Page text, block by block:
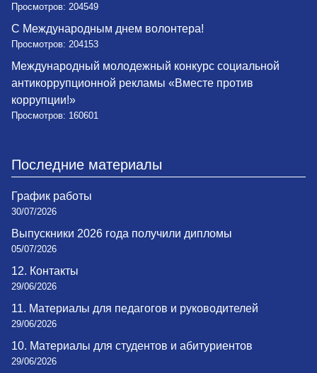
Просмотров: 204549
С Международным днем волонтера!
Просмотров: 204153
Международный молодежный конкурс социальной
антикоррупционной рекламы «Вместе против
коррупции!»
Просмотров: 160601
Последние материалы
График работы
30/07/2026
Выпускники 2026 года получили дипломы
05/07/2026
12. Контакты
29/06/2026
11. Материалы для педагогов и руководителей
29/06/2026
10. Материалы для студентов и абитуриентов
29/06/2026